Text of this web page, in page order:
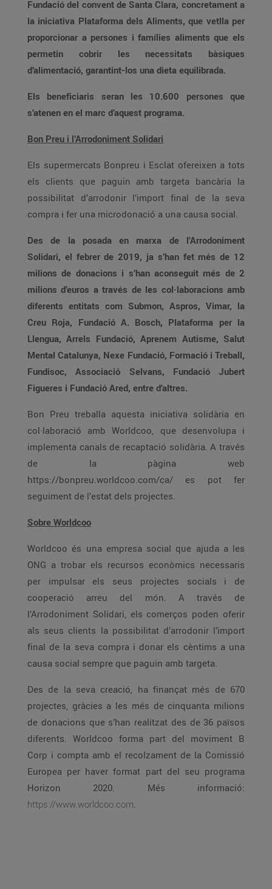
Fundació del convent de Santa Clara, concretament a
la iniciativa Plataforma dels Aliments, que vetlla per
proporcionar a persones i famílies aliments que els
permetin cobrir les necessitats bàsiques
d’alimentació, garantint-los una dieta equilibrada.
Els beneficiaris seran les 10.600 persones que
s’atenen en el marc d’aquest programa.
Bon Preu i l’Arrodoniment Solidari
Els supermercats Bonpreu i Esclat ofereixen a tots
els clients que paguin amb targeta bancària la
possibilitat d’arrodonir l’import final de la seva
compra i fer una microdonació a una causa social.
Des de la posada en marxa de l’Arrodoniment
Solidari, el febrer de 2019, ja s’han fet més de 12
milions de donacions i s’han aconseguit més de 2
milions d’euros a través de les col·laboracions amb
diferents entitats com Submon, Aspros, Vimar, la
Creu Roja, Fundació A. Bosch, Plataforma per la
Llengua, Arrels Fundació, Aprenem Autisme, Salut
Mental Catalunya, Nexe Fundació, Formació i Treball,
Fundisoc, Associació Selvans, Fundació Jubert
Figueres i Fundació Ared, entre d’altres.
Bon Preu treballa aquesta iniciativa solidària en
col·laboració amb Worldcoo, que desenvolupa i
implementa canals de recaptació solidària. A través
de la pàgina web
https://bonpreu.worldcoo.com/ca/ es pot fer
seguiment de l’estat dels projectes.
Sobre Worldcoo
Worldcoo és una empresa social que ajuda a les
ONG a trobar els recursos econòmics necessaris
per impulsar els seus projectes socials i de
cooperació arreu del món. A través de
l’Arrodoniment Solidari, els comerços poden oferir
als seus clients la possibilitat d’arrodonir l’import
final de la seva compra i donar els cèntims a una
causa social sempre que paguin amb targeta.
Des de la seva creació, ha finançat més de 670
projectes, gràcies a les més de cinquanta milions
de donacions que s’han realitzat des de 36 països
diferents. Worldcoo forma part del moviment B
Corp i compta amb el recolzament de la Comissió
Europea per haver format part del seu programa
Horizon 2020. Més informació:
https://www.worldcoo.com.